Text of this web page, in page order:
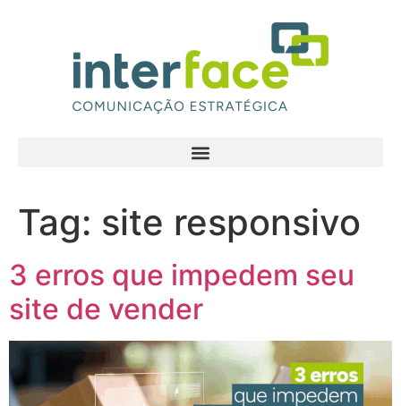
Tag: site responsivo
3 erros que impedem seu
site de vender